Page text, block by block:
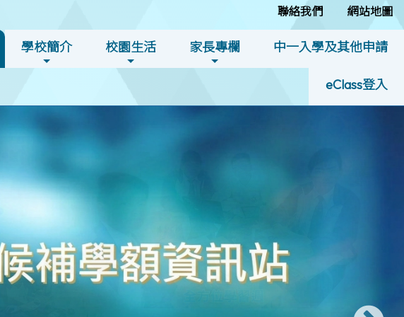
聯絡我們 網站地圖
學校簡介 校園生活 家長專欄 中一入學及其他申請
eClass登入